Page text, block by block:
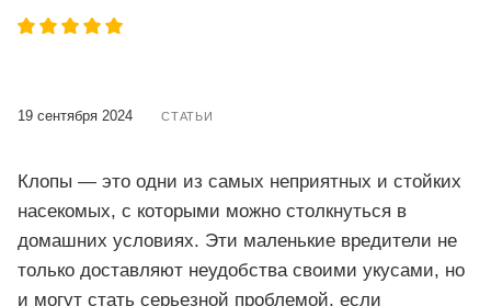
19 сентября 2024 СТАТЬИ
Клопы — это одни из самых неприятных и стойких
насекомых, с которыми можно столкнуться в
домашних условиях. Эти маленькие вредители не
только доставляют неудобства своими укусами, но
и могут стать серьезной проблемой, если